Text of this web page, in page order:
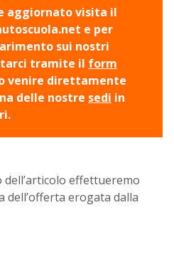
aggiornato visita il
e per
sui nostri
tramite il form
venire direttamente
delle nostre sedi in
effettueremo
dell’offerta erogata dalla